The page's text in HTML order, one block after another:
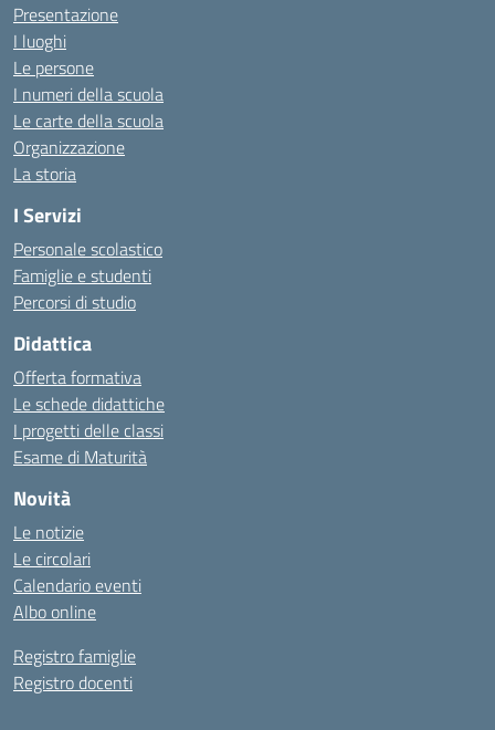
Presentazione
I luoghi
Le persone
I numeri della scuola
Le carte della scuola
Organizzazione
La storia
I Servizi
Personale scolastico
Famiglie e studenti
Percorsi di studio
Didattica
Offerta formativa
Le schede didattiche
I progetti delle classi
Esame di Maturità
Novità
Le notizie
Le circolari
Calendario eventi
Albo online
Registro famiglie
Registro docenti